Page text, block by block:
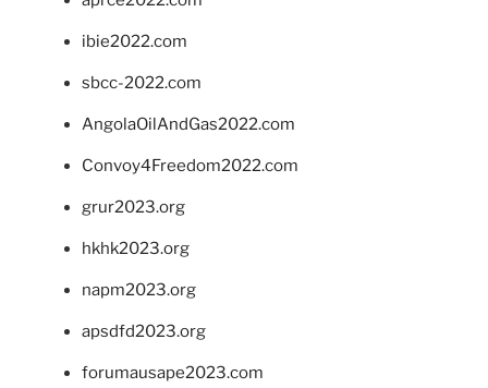
ibie2022.com
sbcc-2022.com
AngolaOilAndGas2022.com
Convoy4Freedom2022.com
grur2023.org
hkhk2023.org
napm2023.org
apsdfd2023.org
forumausape2023.com